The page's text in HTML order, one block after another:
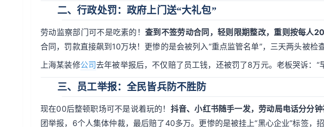
二、行政处罚：政府上门送“大礼包”
劳动监察部门可不是吃素的！查到不签劳动合同，轻则限期整改，重则按每人
合同，罚款直接飙到10万块！更惨的是会被列入“重点监管名单”，三天两头被检
上海某装修公司去年被举报后，不仅赔了员工钱，还被罚了8万元。老板哭诉：
三、 员工举报：全民皆兵防不胜防
现在00后整顿职场可不是说着玩的！ 抖音、小红书随手一发，劳动局电话分分
团举报，6个人集体仲裁，最后赔了40多万。更惨的是被挂上“黑心企业”标签，